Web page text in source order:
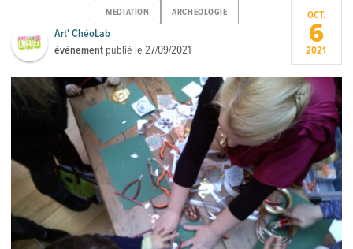
MEDIATION ARCHEOLOGIE
Art' ChéoLab
événement publié le27/09/2021
OCT.
6
2021